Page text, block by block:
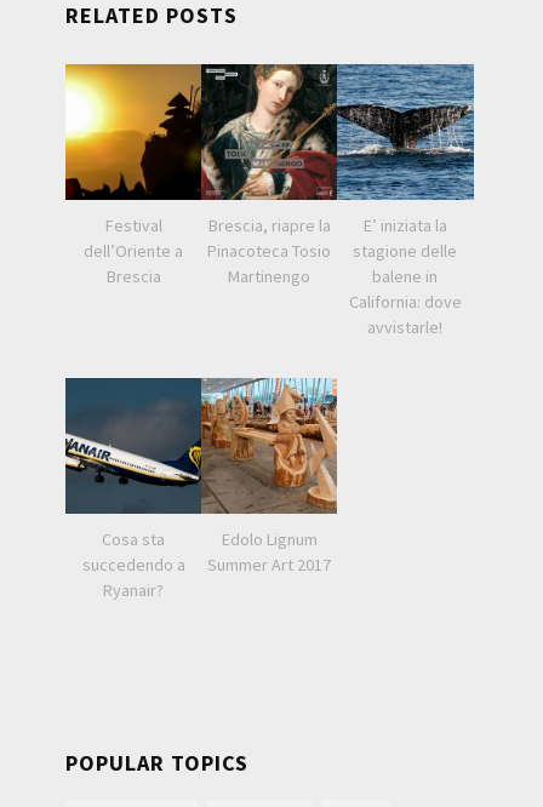
RELATED POSTS
Festival
dell’Oriente a
Brescia
Brescia, riapre la
Pinacoteca Tosio
Martinengo
E’ iniziata la
stagione delle
balene in
California: dove
avvistarle!
Cosa sta
succedendo a
Ryanair?
Edolo Lignum
Summer Art 2017
POPULAR TOPICS